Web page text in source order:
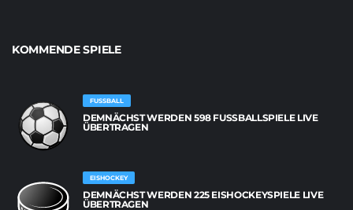
KOMMENDE SPIELE
FUSSBALL
DEMNÄCHST WERDEN 598 FUSSBALLSPIELE LIVE Ü
BERTRAGEN
EISHOCKEY
DEMNÄCHST WERDEN 225 EISHOCKEYSPIELE LIVE
ÜBERTRAGEN